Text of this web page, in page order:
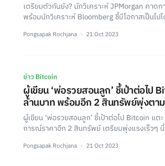
เตรียมตัวกันยัง? นักวิเคราะห์ JPMorgan คาด
พร้อมนักวิเคราะห์ Bloomberg ชี้มีโอกาสเป็นไป
Pongsapak Rochjana 21 Oct 2023
ข่าว Bitcoin
ผู้เขียน ‘พ่อรวยสอนลูก’ ชี้เป้าต่อไป
ล้านบาท พร้อมอีก 2 สินทรัพย์พุ่งตาม
ผู้เขียน ‘พ่อรวยสอนลูก’ ชี้เป้าต่อไป Bitcoin
การณ์ราคาอีก 2 สินทรัพย์ เตรียมพุ่งแรงเร็วๆ นี้
Pongsapak Rochjana 21 Oct 2023